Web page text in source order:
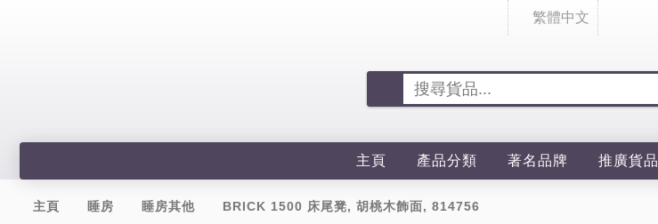
繁體中文
主頁 產品分類 著名品牌 推廣貨品
主頁 睡房 睡房其他 BRICK 1500 床尾凳, 胡桃木飾面, 814756